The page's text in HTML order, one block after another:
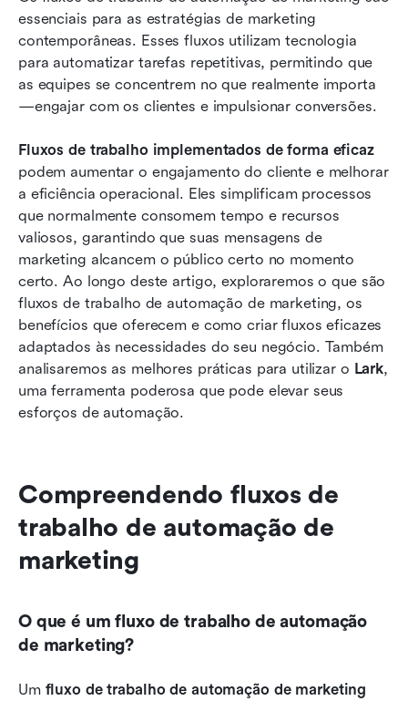
essenciais para as estratégias de marketing
contemporâneas. Esses fluxos utilizam tecnologia
para automatizar tarefas repetitivas, permitindo que
as equipes se concentrem no que realmente importa
—engajar com os clientes e impulsionar conversões.
Fluxos de trabalho implementados de forma eficaz
podem aumentar o engajamento do cliente e melhorar
a eficiência operacional. Eles simplificam processos
que normalmente consomem tempo e recursos
valiosos, garantindo que suas mensagens de
marketing alcancem o público certo no momento
certo. Ao longo deste artigo, exploraremos o que são
fluxos de trabalho de automação de marketing, os
benefícios que oferecem e como criar fluxos eficazes
adaptados às necessidades do seu negócio. Também
analisaremos as melhores práticas para utilizar o Lark,
uma ferramenta poderosa que pode elevar seus
esforços de automação.
Compreendendo fluxos de
trabalho de automação de
marketing
O que é um fluxo de trabalho de automação
de marketing?
Um fluxo de trabalho de automação de marketing
O futuro dos fluxos de trabalho de automação
de marketing
Perguntas Frequentes